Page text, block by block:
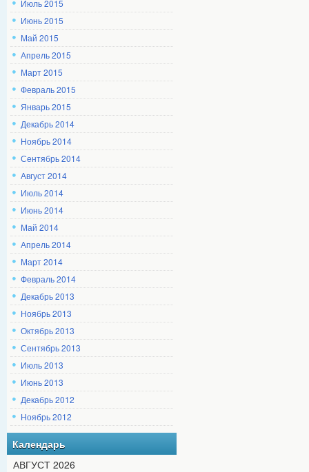
Июль 2015
Июнь 2015
Май 2015
Апрель 2015
Март 2015
Февраль 2015
Январь 2015
Декабрь 2014
Ноябрь 2014
Сентябрь 2014
Август 2014
Июль 2014
Июнь 2014
Май 2014
Апрель 2014
Март 2014
Февраль 2014
Декабрь 2013
Ноябрь 2013
Октябрь 2013
Сентябрь 2013
Июль 2013
Июнь 2013
Декабрь 2012
Ноябрь 2012
Календарь
АВГУСТ 2026